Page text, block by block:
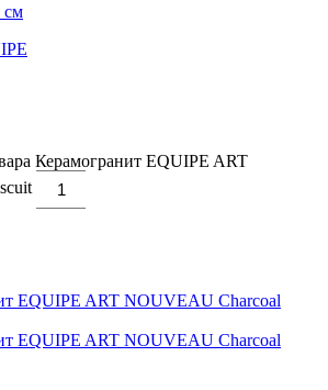
см
Керамогранит EQUIPE ART